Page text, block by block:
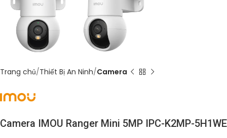
Trang chủ Thiết Bị An Ninh Camera
Camera IMOU Ranger Mini 5MP IPC-K2MP-5H1WE